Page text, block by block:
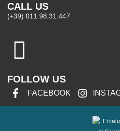
CALL US
(+39) 011.98.31.447
FOLLOW US
FACEBOOK